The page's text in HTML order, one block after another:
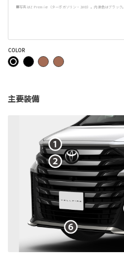
■写真はZ Premier（ターボガソリン・2WD）。内装色はブラック。
COLOR
主要装備